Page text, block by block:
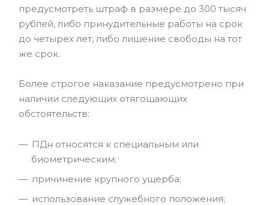
предусмотреть штраф в размере до 300 тысяч
рублей, либо принудительные работы на срок
до четырех лет, либо лишение свободы на тот
же срок.
Более строгое наказание предусмотрено при
наличии следующих отягощающих
обстоятельств:
ПДн относятся к специальным или
биометрическим;
причинение крупного ущерба;
использование служебного положения;